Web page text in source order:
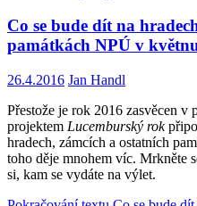
Co se bude dít na
památkách NPÚ v
26.4.2016 Jan Handl
Přestože je rok 2016 zasvěcen
projektem Lucemburský rok
hradech, zámcích a ostatních
toho děje mnohem víc. Mrkněte
si, kam se vydáte na výlet.